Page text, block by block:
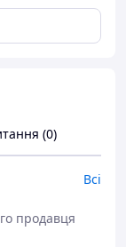
шкіра(0)
Всі
продавця